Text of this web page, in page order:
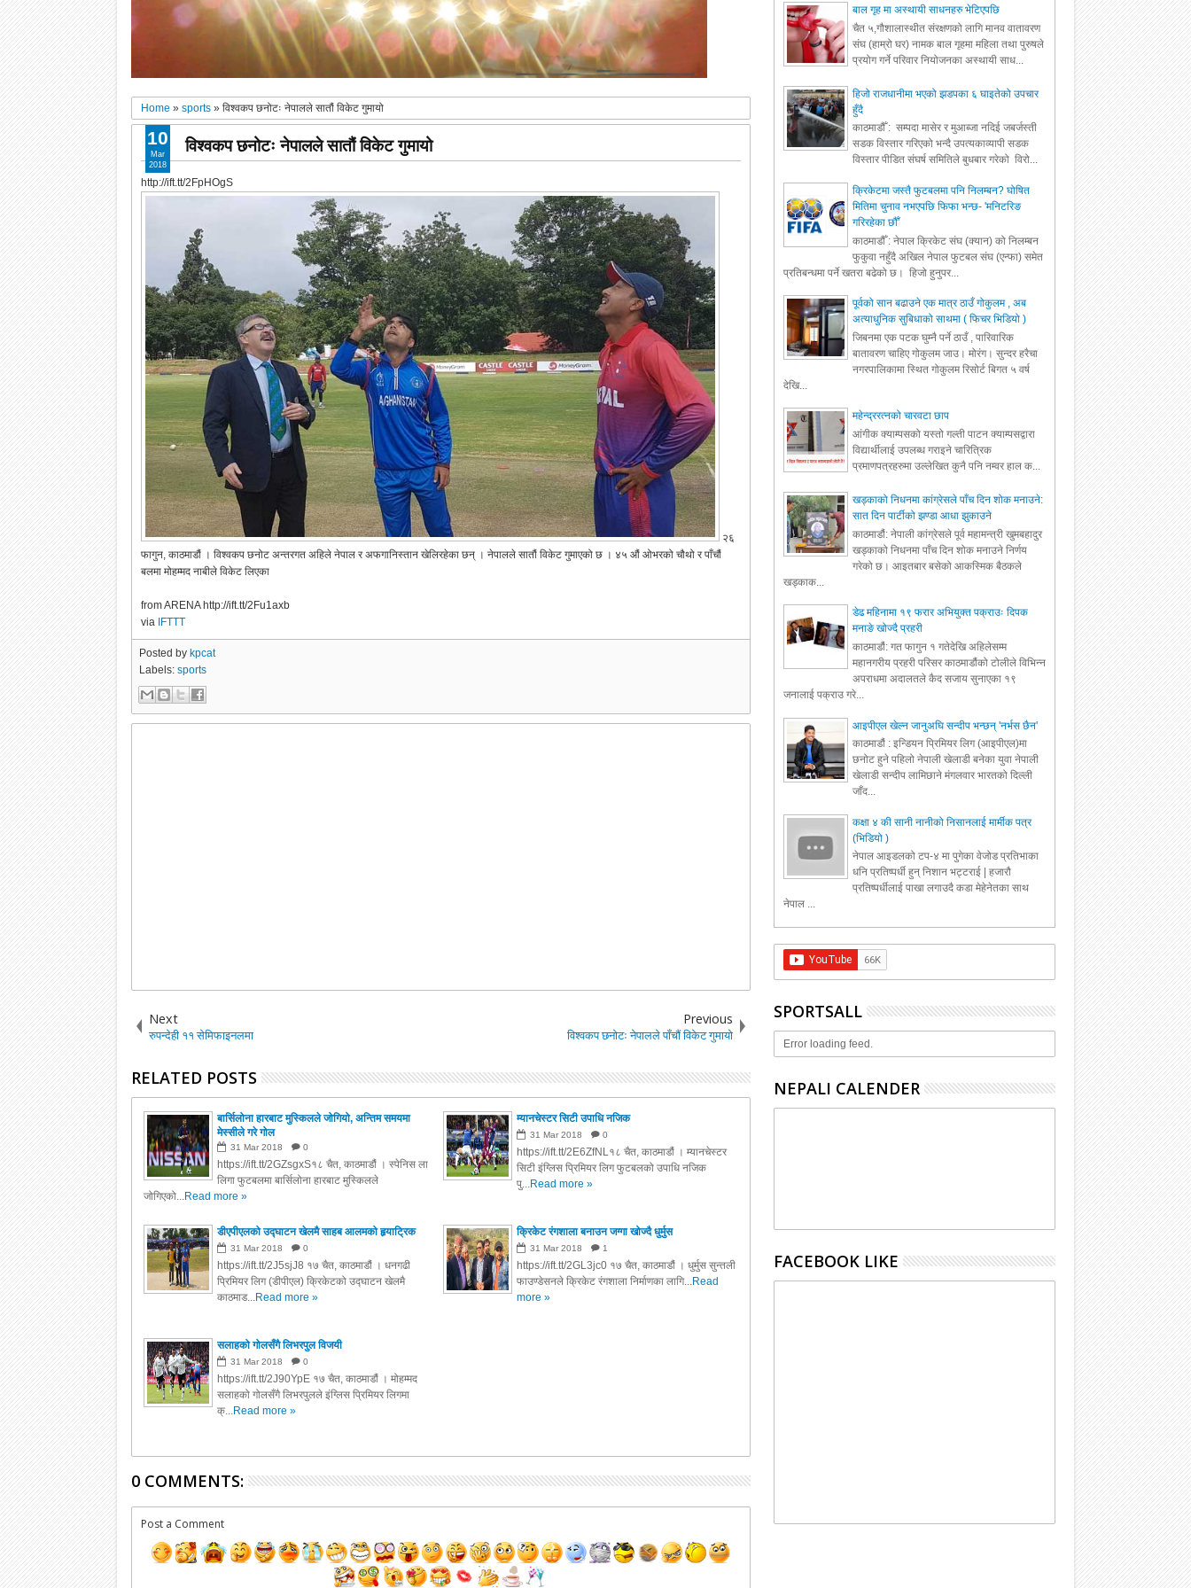
Home »sports »विश्वकप छनोटः नेपालले सातौं विकेट गुमायो
विश्वकप छनोटः नेपालले सातौं विकेट गुमायो
http://ift.tt/2FpHOgS
२६
फागुन, काठमाडौं । विश्वकप छनोट अन्तरगत अहिले नेपाल र अफगानिस्तान खेलिरहेका छन् । नेपालले सातौं विकेट गुमाएको छ । ४५ औं ओभरको चौथो र पाँचौं
बलमा मोहम्मद नाबीले विकेट लिएका
from ARENA http://ift.tt/2Fu1axb
via IFTTT
10
Mar
2018
Posted by kpcat
Labels:sports
Next
रुपन्देही ११ सेमिफाइनलमा
Previous
विश्वकप छनोटः नेपालले पाँचौं विकेट गुमायो
RELATED POSTS
बार्सिलोना हारबाट मुस्किलले जोगियो, अन्तिम समयमा
मेस्सीले गरे गोल
31 Mar 2018 0
https://ift.tt/2GZsgxS१८ चैत, काठमाडौं । स्पेनिस ला
लिगा फुटबलमा बार्सिलोना हारबाट मुस्किलले
जोगिएको...Read more »
म्यानचेस्टर सिटी उपाधि नजिक
31 Mar 2018 0
https://ift.tt/2E6ZfNL१८ चैत, काठमाडौं । म्यानचेस्टर
सिटी इंग्लिस प्रिमियर लिग फुटबलको उपाधि नजिक
पु...Read more »
डीएपीएलको उद्घाटन खेलमै साहब आलमको हृयाट्रिक
31 Mar 2018 0
https://ift.tt/2J5sjJ8 १७ चैत, काठमाडौं । धनगढी
प्रिमियर लिग (डीपीएल) क्रिकेटको उद्घाटन खेलमै
काठमाड...Read more »
क्रिकेट रंगशाला बनाउन जग्गा खोज्दै धुर्मुस
31 Mar 2018 1
https://ift.tt/2GL3jc0 १७ चैत, काठमाडौं । धुर्मुस सुन्तली
फाउण्डेसनले क्रिकेट रंगशाला निर्माणका लागि...Read
more »
सलाहको गोलसँगै लिभरपुल विजयी
31 Mar 2018 0
https://ift.tt/2J90YpE १७ चैत, काठमाडौं । मोहम्मद
सलाहको गोलसँगै लिभरपुलले इंग्लिस पि्रमियर लिगमा
क्...Read more »
0 COMMENTS:
Post a Comment
बाल गृह मा अस्थायी साधनहरु भेटिएपछि
चैत ५,गौशालास्थीत संरक्षणको लागि मानव वातावरण
संघ (हाम्रो घर) नामक बाल गृहमा महिला तथा पुरुषले
प्रयोग गर्ने परिवार नियोजनका अस्थायी साध...
हिजो राजधानीमा भएको झडपका ६ घाइतेको उपचार
हुँदै
काठमाडौँ : सम्पदा मासेर र मुआब्जा नदिई जबर्जस्ती
सडक विस्तार गरिएको भन्दै उपत्यकाव्यापी सडक
विस्तार पीडित संघर्ष समितिले बुधबार गरेको विरो...
क्रिकेटमा जस्तै फुटबलमा पनि निलम्बन? घोषित
मितिमा चुनाव नभएपछि फिफा भन्छ- 'मनिटरिङ
गरिरहेका छौँ'
काठमाडौँ : नेपाल क्रिकेट संघ (क्यान) को निलम्बन
फुकुवा नहुँदै अखिल नेपाल फुटबल संघ (एन्फा) समेत
प्रतिबन्धमा पर्ने खतरा बढेको छ। हिजो हुनुपर...
पूर्वको सान बढाउने एक मात्र ठाउँ गोकुलम , अब
अत्याधुनिक सुबिधाको साथमा ( फिचर भिडियो )
जिबनमा एक पटक घुम्नै पर्ने ठाउँ , पारिवारिक
बातावरण चाहिए गोकुलम जाउ। मोरंग। सुन्दर हरैचा
नगरपालिकामा स्थित गोकुलम रिसोर्ट बिगत ५ वर्ष
देखि...
महेन्द्ररत्नको चारवटा छाप
आंगीक क्याम्पसको यस्तो गल्ती पाटन क्याम्पसद्वारा
विद्यार्थीलाई उपलब्ध गराइने चारित्रिक
प्रमाणपत्रहरुमा उल्लेखित कुनै पनि नम्वर हाल क...
खड्काको निधनमा कांग्रेसले पाँच दिन शोक मनाउने:
सात दिन पार्टीको झण्डा आधा झुकाउने
काठमाडौं: नेपाली कांग्रेसले पूर्व महामन्त्री खुमबहादुर
खड्काको निधनमा पाँच दिन शोक मनाउने निर्णय
गरेको छ। आइतबार बसेको आकस्मिक बैठकले
खड्काक...
डेढ महिनामा १९ फरार अभियुक्त पक्राउः दिपक
मनाङे खोज्दै प्रहरी
काठमाडौं: गत फागुन १ गतेदेखि अहिलेसम्म
महानगरीय प्रहरी परिसर काठमाडौंको टोलीले विभिन्न
अपराधमा अदालतले कैद सजाय सुनाएका १९
जनालाई पक्राउ गरे...
आइपीएल खेल्न जानुअघि सन्दीप भन्छन् 'नर्भस छैन'
काठमाडौं : इन्डियन प्रिमियर लिग (आइपीएल)मा
छनोट हुने पहिलो नेपाली खेलाडी बनेका युवा नेपाली
खेलाडी सन्दीप लामिछाने मंगलवार भारतको दिल्ली
जाँद...
कक्षा ४ की सानी नानीको निसानलाई मार्मीक पत्र
(भिडियो )
नेपाल आइडलको टप-४ मा पुगेका वेजोड प्रतिभाका
धनि प्रतिष्पर्धी हुन् निशान भट्टराई | हजारौ
प्रतिष्पर्धीलाई पाखा लगाउदै कडा मेहेनेतका साथ
नेपाल ...
SPORTSALL
Error loading feed.
NEPALI CALENDER
FACEBOOK LIKE